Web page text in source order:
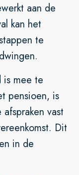
aan de
kan het
te
is mee te
pensioen, is
vast
Dit
in de